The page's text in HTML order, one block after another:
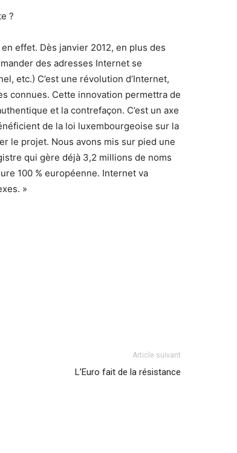
?
effet. Dès janvier 2012, en plus des
des adresses Internet se
etc.) C’est une révolution d’Internet,
connues. Cette innovation permettra de
et la contrefaçon. C’est un axe
de la loi luxembourgeoise sur la
le projet. Nous avons mis sur pied une
qui gère déjà 3,2 millions de noms
100 % européenne. Internet va
»
Article suivant
L’Euro fait de la résistance